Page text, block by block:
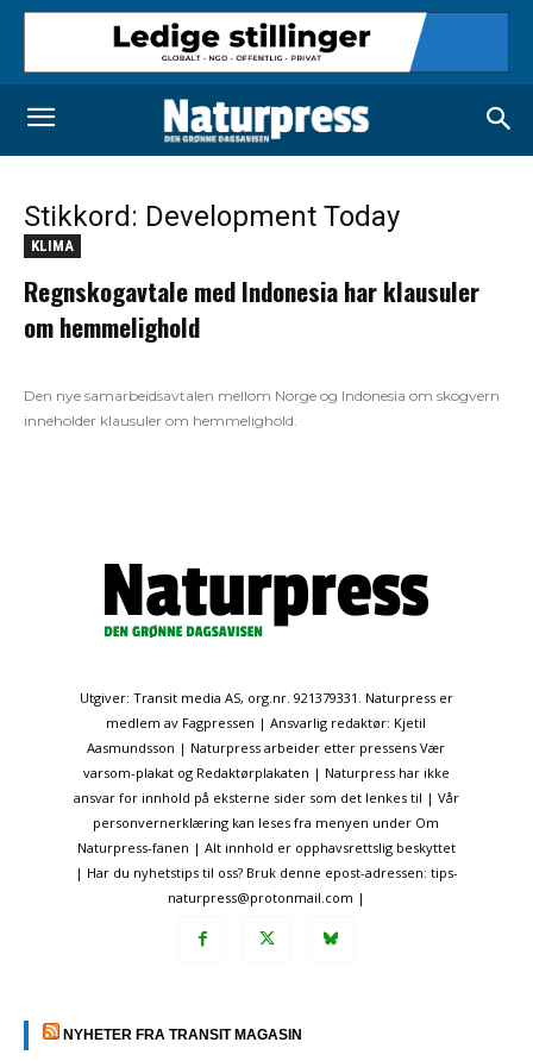
Stikkord: Development Today
KLIMA
Regnskogavtale med Indonesia har klausuler
om hemmelighold
Den nye samarbeidsavtalen mellom Norge og Indonesia om skogvern
inneholder klausuler om hemmelighold.
Utgiver: Transit media AS, org.nr. 921379331. Naturpress er
medlem av Fagpressen | Ansvarlig redaktør: Kjetil
Aasmundsson | Naturpress arbeider etter pressens Vær
varsom-plakat og Redaktørplakaten | Naturpress har ikke
ansvar for innhold på eksterne sider som det lenkes til | Vår
personvernerklæring kan leses fra menyen under Om
Naturpress-fanen | Alt innhold er opphavsrettslig beskyttet
| Har du nyhetstips til oss? Bruk denne epost-adressen: tips-
naturpress@protonmail.com |
NYHETER FRA TRANSIT MAGASIN